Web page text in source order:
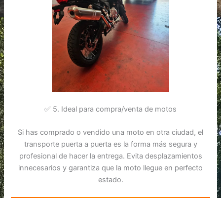
✅ 5. Ideal para compra/venta de motos
Si has comprado o vendido una moto en otra ciudad, el
transporte puerta a puerta es la forma más segura y
profesional de hacer la entrega. Evita desplazamientos
innecesarios y garantiza que la moto llegue en perfecto
estado.